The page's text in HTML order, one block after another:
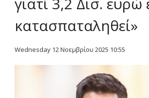
κατασπαταληθεί»
Wednesday 12 Νοεμβρίου 2025 10:55